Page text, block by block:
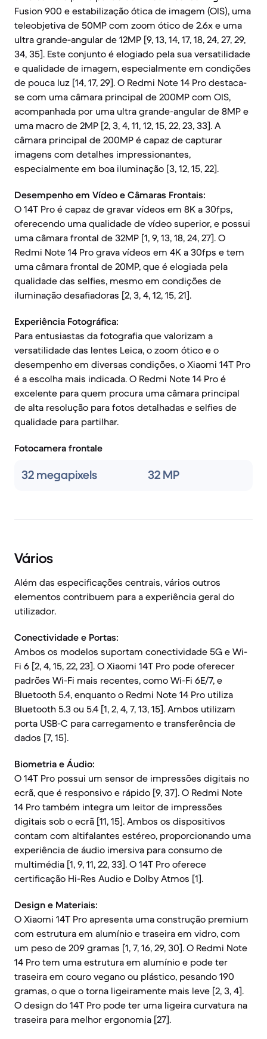
Fusion 900 e estabilização ótica de imagem (OIS), uma
teleobjetiva de 50MP com zoom ótico de 2.6x e uma
ultra grande-angular de 12MP [9, 13, 14, 17, 18, 24, 27, 29,
34, 35]. Este conjunto é elogiado pela sua versatilidade
e qualidade de imagem, especialmente em condições
de pouca luz [14, 17, 29]. O Redmi Note 14 Pro destaca-
se com uma câmara principal de 200MP com OIS,
acompanhada por uma ultra grande-angular de 8MP e
uma macro de 2MP [2, 3, 4, 11, 12, 15, 22, 23, 33]. A
câmara principal de 200MP é capaz de capturar
imagens com detalhes impressionantes,
especialmente em boa iluminação [3, 12, 15, 22].
Desempenho em Vídeo e Câmaras Frontais:
O 14T Pro é capaz de gravar vídeos em 8K a 30fps,
oferecendo uma qualidade de vídeo superior, e possui
uma câmara frontal de 32MP [1, 9, 13, 18, 24, 27]. O
Redmi Note 14 Pro grava vídeos em 4K a 30fps e tem
uma câmara frontal de 20MP, que é elogiada pela
qualidade das selfies, mesmo em condições de
iluminação desafiadoras [2, 3, 4, 12, 15, 21].
Experiência Fotográfica:
Para entusiastas da fotografia que valorizam a
versatilidade das lentes Leica, o zoom ótico e o
desempenho em diversas condições, o Xiaomi 14T Pro
é a escolha mais indicada. O Redmi Note 14 Pro é
excelente para quem procura uma câmara principal
de alta resolução para fotos detalhadas e selfies de
qualidade para partilhar.
Fotocamera frontale
32 megapixels 32 MP
Vários
Além das especificações centrais, vários outros
elementos contribuem para a experiência geral do
utilizador.
Conectividade e Portas:
Ambos os modelos suportam conectividade 5G e Wi-
Fi 6 [2, 4, 15, 22, 23]. O Xiaomi 14T Pro pode oferecer
padrões Wi-Fi mais recentes, como Wi-Fi 6E/7, e
Bluetooth 5.4, enquanto o Redmi Note 14 Pro utiliza
Bluetooth 5.3 ou 5.4 [1, 2, 4, 7, 13, 15]. Ambos utilizam
porta USB-C para carregamento e transferência de
dados [7, 15].
Biometria e Áudio:
O 14T Pro possui um sensor de impressões digitais no
ecrã, que é responsivo e rápido [9, 37]. O Redmi Note
14 Pro também integra um leitor de impressões
digitais sob o ecrã [11, 15]. Ambos os dispositivos
contam com altifalantes estéreo, proporcionando uma
experiência de áudio imersiva para consumo de
multimédia [1, 9, 11, 22, 33]. O 14T Pro oferece
certificação Hi-Res Audio e Dolby Atmos [1].
Design e Materiais:
O Xiaomi 14T Pro apresenta uma construção premium
com estrutura em alumínio e traseira em vidro, com
um peso de 209 gramas [1, 7, 16, 29, 30]. O Redmi Note
14 Pro tem uma estrutura em alumínio e pode ter
traseira em couro vegano ou plástico, pesando 190
gramas, o que o torna ligeiramente mais leve [2, 3, 4].
O design do 14T Pro pode ter uma ligeira curvatura na
traseira para melhor ergonomia [27].